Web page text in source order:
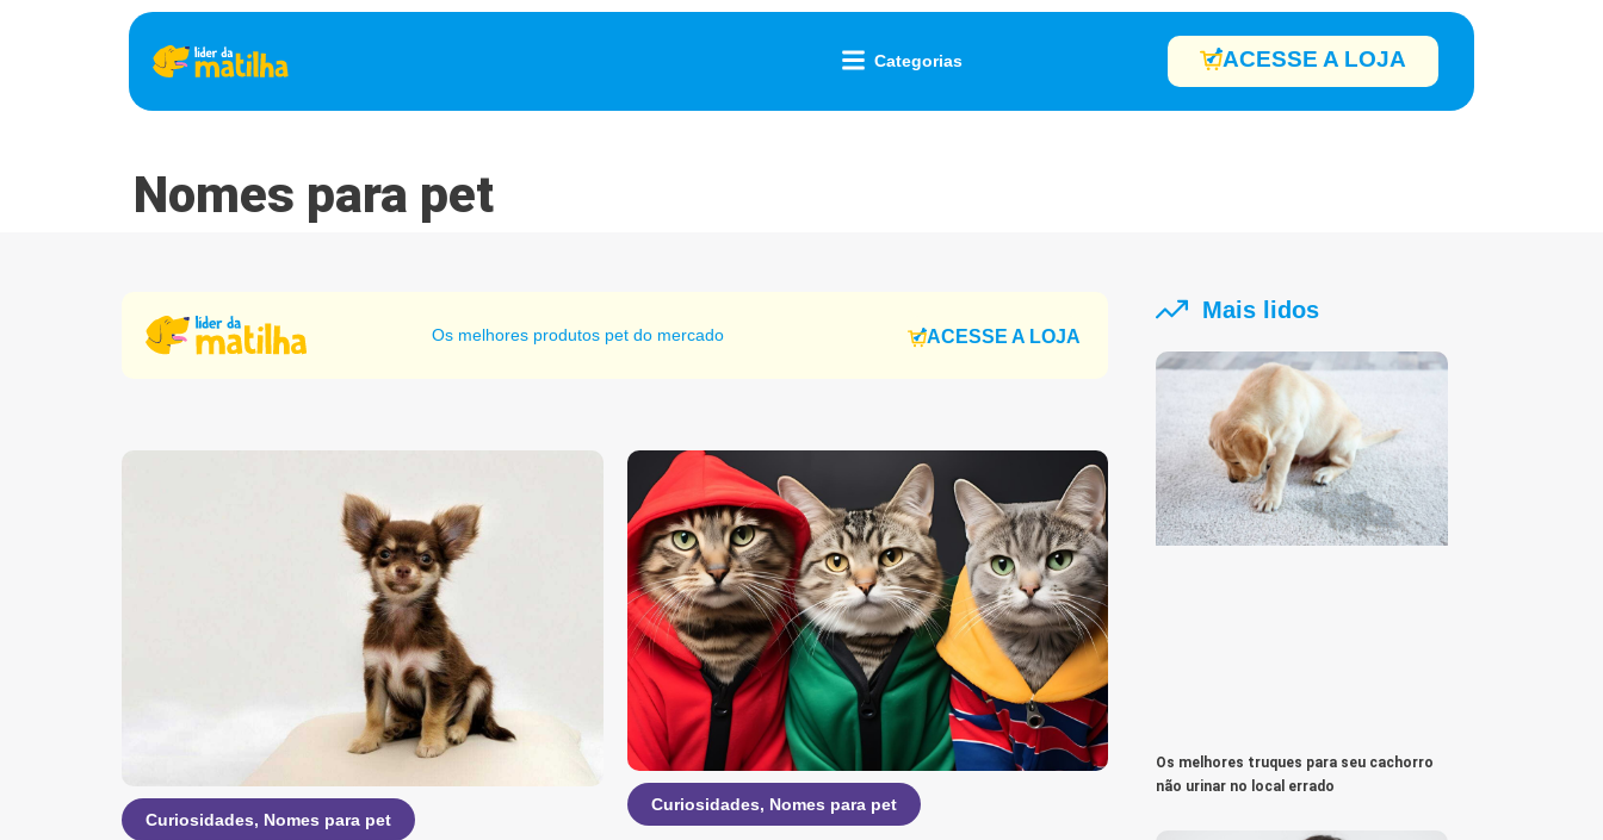
Categorias ACESSE A LOJA
Nomes para pet
Os melhores produtos pet do mercado ACESSE A LOJA
Curiosidades, Nomes para pet
Curiosidades, Nomes para pet
Mais lidos
Os melhores truques para seu cachorro
não urinar no local errado